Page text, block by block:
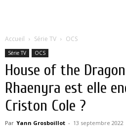
Accueil Série TV OCS
Série TV OCS
House of the
Rhaenyra est elle
Criston Cole ?
Par Yann Grosboillot - 13 septembre 2022